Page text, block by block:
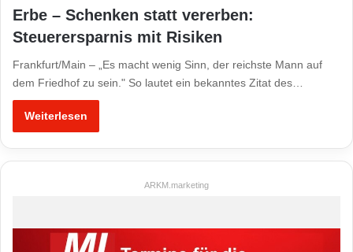
Erbe – Schenken statt vererben:
Steuerersparnis mit Risiken
Frankfurt/Main – „Es macht wenig Sinn, der reichste Mann auf
dem Friedhof zu sein." So lautet ein bekanntes Zitat des…
Weiterlesen
ARKM.marketing